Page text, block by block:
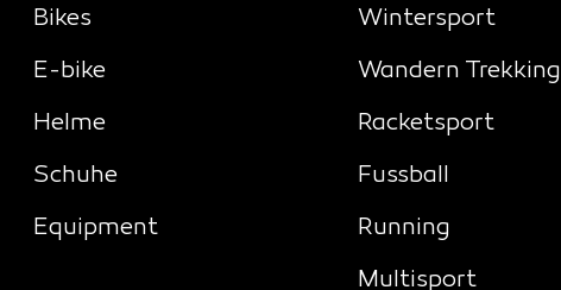
Bikes
E-bike
Helme
Schuhe
Equipment
Wintersport
Wandern Trekking
Racketsport
Fussball
Running
Multisport